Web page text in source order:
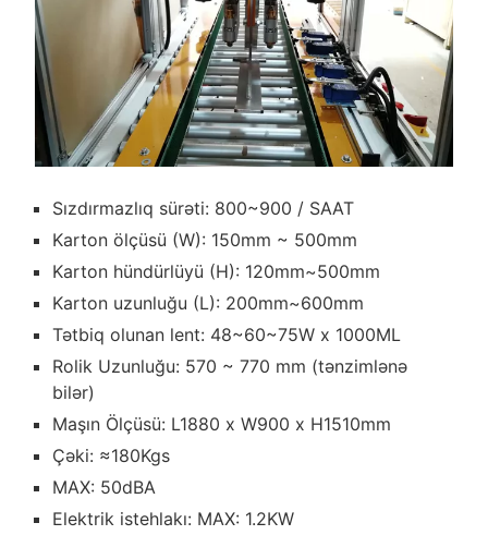
Sızdırmazlıq sürəti: 800~900 / SAAT
Karton ölçüsü (W): 150mm ~ 500mm
Karton hündürlüyü (H): 120mm~500mm
Karton uzunluğu (L): 200mm~600mm
Tətbiq olunan lent: 48~60~75W x 1000ML
Rolik Uzunluğu: 570 ~ 770 mm (tənzimlənə
bilər)
Maşın Ölçüsü: L1880 x W900 x H1510mm
Çəki: ≈180Kgs
MAX: 50dBA
Elektrik istehlakı: MAX: 1.2KW